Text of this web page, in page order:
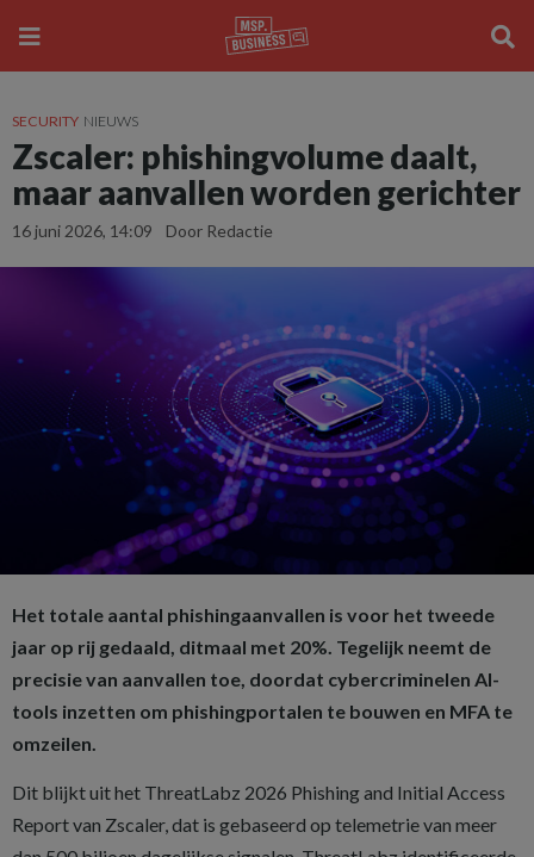
SECURITY NIEUWS
Zscaler: phishingvolume daalt,
maar aanvallen worden gerichter
16 juni 2026, 14:09 Door Redactie
Het totale aantal phishingaanvallen is voor het tweede
jaar op rij gedaald, ditmaal met 20%. Tegelijk neemt de
precisie van aanvallen toe, doordat cybercriminelen AI-
tools inzetten om phishingportalen te bouwen en MFA te
omzeilen.
Dit blijkt uit het ThreatLabz 2026 Phishing and Initial Access
Report van Zscaler, dat is gebaseerd op telemetrie van meer